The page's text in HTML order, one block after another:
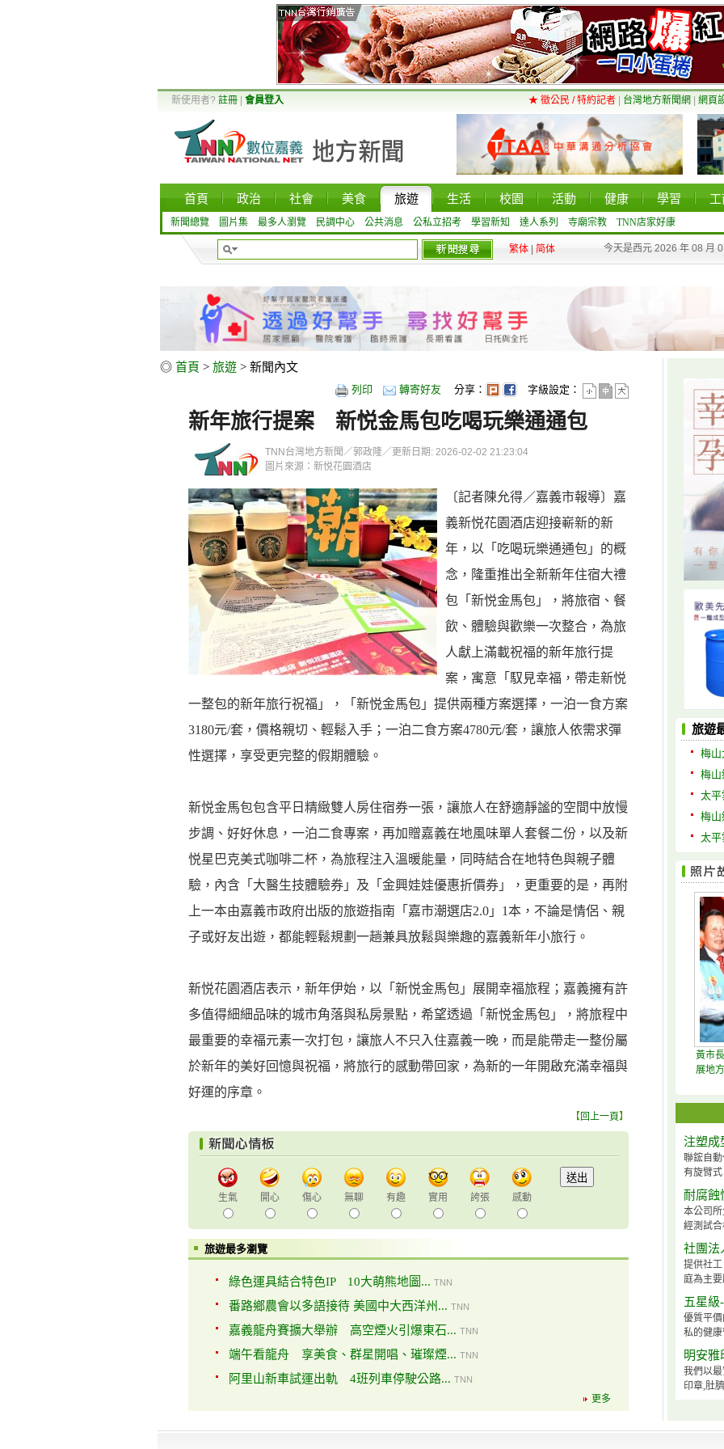
新使用者? 註冊 會員登入 ★ 徵公民 / 特約記者 台灣地方新聞網 網頁
首頁 政治 社會 美食 旅遊 生活 校園 活動 健康 學習 工
新聞總覽 圖片集 最多人瀏覽 民調中心 公共消息 公私立招考 學習新知 達人系列 寺廟宗教 TNN店家好康
繁体 简体 今天是西元 2026 年 08 月
◎ 首頁 > 旅遊 > 新聞內文
列印 轉寄好友 分享： 字級設定：
新年旅行提案 新悦金馬包吃喝玩樂通通包
TNN台灣地方新聞／郭政隆／更新日期: 2026-02-02 21:23:04
圖片來源：新悦花園酒店
〔記者陳允得／嘉義市報導〕嘉
義新悦花園酒店迎接嶄新的新
年，以「吃喝玩樂通通包」的概
念，隆重推出全新新年住宿大禮
包「新悦金馬包」，將旅宿、餐
飲、體驗與歡樂一次整合，為旅
人獻上滿載祝福的新年旅行提
案，寓意「馭見幸福，帶走新悦
一整包的新年旅行祝福」，「新悦金馬包」提供兩種方案選擇，一泊一食方案
3180元/套，價格親切、輕鬆入手；一泊二食方案4780元/套，讓旅人依需求彈
性選擇，享受更完整的假期體驗。
新悦金馬包包含平日精緻雙人房住宿券一張，讓旅人在舒適靜謐的空間中放慢
步調、好好休息，一泊二食專案，再加贈嘉義在地風味單人套餐二份，以及新
悦星巴克美式咖啡二杯，為旅程注入溫暖能量，同時結合在地特色與親子體
驗，內含「大醫生技體驗券」及「金興娃娃優惠折價券」，更重要的是，再附
上一本由嘉義市政府出版的旅遊指南「嘉市潮選店2.0」1本，不論是情侶、親
子或好友出遊，都能輕鬆規劃一趟兼具放鬆與樂趣的嘉義新年小旅行。
新悦花園酒店表示，新年伊始，以「新悦金馬包」展開幸福旅程；嘉義擁有許
多值得細細品味的城市角落與私房景點，希望透過「新悦金馬包」，將旅程中
最重要的幸福元素一次打包，讓旅人不只入住嘉義一晚，而是能帶走一整份屬
於新年的美好回憶與祝福，將旅行的感動帶回家，為新的一年開啟充滿幸福與
好運的序章。
【回上一頁】
生氣 開心 傷心 無聊 有趣 實用 誇張 感動
旅遊最多瀏覽
綠色運具結合特色IP 10大萌熊地圖... TNN
番路鄉農會以多語接待 美國中大西洋州... TNN
嘉義龍舟賽擴大舉辦 高空煙火引爆東石... TNN
端午看龍舟 享美食、群星開唱、璀璨煙... TNN
阿里山新車試運出軌 4班列車停駛公路... TNN
更多
旅遊
梅山
梅山
太平
梅山
太平
黃市
展地
注塑成
聯鋐自
有旋臂
耐腐蝕
本公司
經測試
社團法
提供社
庭為主
五星級
優質平
私的健
明安雅
我們以
印章,肚